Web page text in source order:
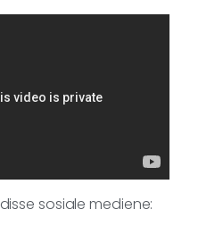
sosiale mediene: